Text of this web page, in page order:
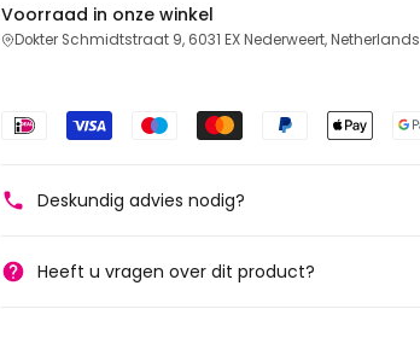
Voorraad in onze winkel
Dokter Schmidtstraat 9, 6031 EX Nederweert, Netherlands
Deskundig advies nodig?
Heeft u vragen over dit product?